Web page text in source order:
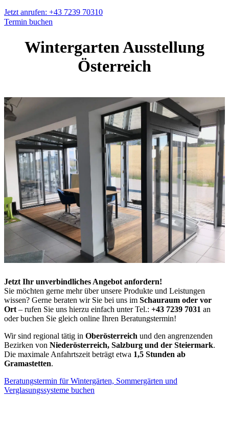
Jetzt anrufen: +43 7239 70310
Termin buchen
Wintergarten Ausstellung
Österreich
Jetzt Ihr unverbindliches Angebot anfordern!
Sie möchten gerne mehr über unsere Produkte und Leistungen
wissen? Gerne beraten wir Sie bei uns im Schauraum oder vor
Ort – rufen Sie uns hierzu einfach unter Tel.: +43 7239 7031 an
oder buchen Sie gleich online Ihren Beratungstermin!
Wir sind regional tätig in Oberösterreich und den angrenzenden
Bezirken von Niederösterreich, Salzburg und der Steiermark.
Die maximale Anfahrtszeit beträgt etwa 1,5 Stunden ab
Gramastetten.
Beratungstermin für Wintergärten, Sommergärten und
Verglasungssysteme buchen